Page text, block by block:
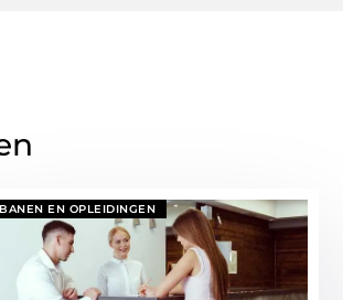
BANEN EN OPLEIDINGEN